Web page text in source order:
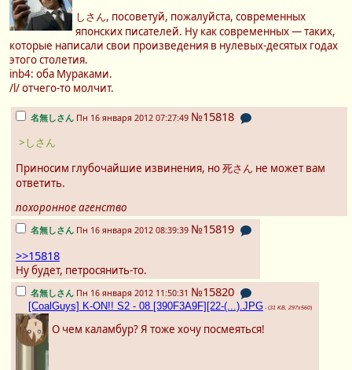
しさん, посоветуй, пожалуйста, современных
японских писателей. Ну как современных — таких,
которые написали свои произведения в нулевых-десятых годах
этого столетия.
inb4: оба Мураками.
/l/ отчего-то молчит.
名無しさん Пн 16 января 2012 07:27:49 №15818
>しさん
Приносим глубочайшие извинения, но 死さん не может вам
ответить.
похоронное агенство
名無しさん Пн 16 января 2012 08:39:39 №15819
>>15818
Ну будет, петросянить-то.
名無しさん Пн 16 января 2012 11:50:31 №15820
[CoalGuys] K-ON!! S2 - 08 [390F3A9F][22-(...).JPG - (31 KB, 297x560)
О чем каламбур? Я тоже хочу посмеяться!